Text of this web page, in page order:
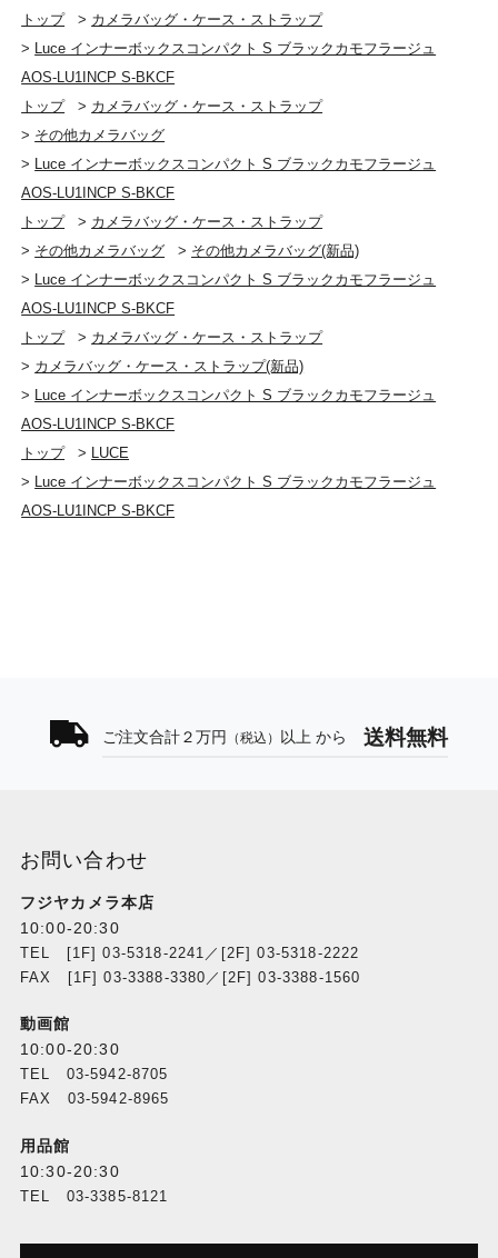
トップ > カメラバッグ・ケース・ストラップ
> Luce インナーボックスコンパクト S ブラックカモフラージュ
AOS-LU1INCP S-BKCF
トップ
> カメラバッグ・ケース・ストラップ
> その他カメラバッグ
> Luce インナーボックスコンパクト S ブラックカモフラージュ
AOS-LU1INCP S-BKCF
トップ
> カメラバッグ・ケース・ストラップ
> その他カメラバッグ > その他カメラバッグ(新品)
> Luce インナーボックスコンパクト S ブラックカモフラージュ
AOS-LU1INCP S-BKCF
トップ
> カメラバッグ・ケース・ストラップ
> カメラバッグ・ケース・ストラップ(新品)
> Luce インナーボックスコンパクト S ブラックカモフラージュ
AOS-LU1INCP S-BKCF
トップ
> LUCE
> Luce インナーボックスコンパクト S ブラックカモフラージュ
AOS-LU1INCP S-BKCF
ご注文合計２万円 （税込） 以上 から 送料無料
お問い合わせ
フジヤカメラ本店
10:00-20:30
TEL [1F] 03-5318-2241／[2F] 03-5318-2222
FAX [1F] 03-3388-3380／[2F] 03-3388-1560
動画館
10:00-20:30
TEL 03-5942-8705
FAX 03-5942-8965
用品館
10:30-20:30
TEL 03-3385-8121